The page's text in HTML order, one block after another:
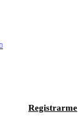
Registrarme